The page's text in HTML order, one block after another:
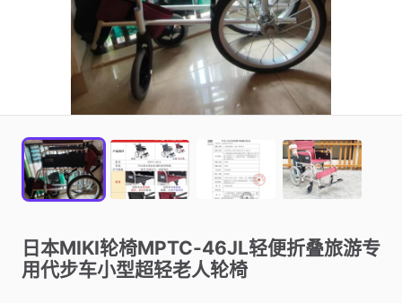
日本MIKI轮椅MPTC-46JL轻便折叠旅游专
用代步车小型超轻老人轮椅